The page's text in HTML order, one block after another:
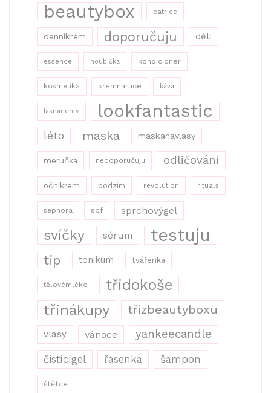
beautybox catrice
denníkrém doporučuju děti
essence houbička kondicioner
kosmetika krémnaruce káva
laknanehty lookfantastic
léto maska maskanavlasy
meruňka nedoporučuju odličování
očníkrém podzim revolution rituals
sephora spf sprchovýgel
svíčky sérum testuju
tip tonikum tvářenka
tělovémléko
třidokoše
třinákupy
třizbeautyboxu
vlasy vánoce yankeecandle
čistícígel řasenka šampon
štětce